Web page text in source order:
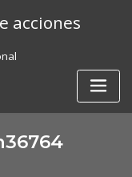
acciones